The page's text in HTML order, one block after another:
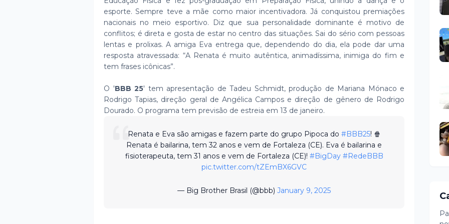
esporte. Sempre teve a mãe como maior incentivadora. Já conquistou premiações
nacionais no meio esportivo. Diz que sua personalidade dominante é motivo de
conflitos; é direta e gosta de estar no centro das situações. Sai do sério com pessoas
lentas e prolixas. A amiga Eva entrega que, dependendo do dia, ela pode dar uma
resposta atravessada: “A Renata é muito autêntica, animadíssima, inimiga do fim e
tem frases icônicas”.
O 'BBB 25' tem apresentação de Tadeu Schmidt, produção de Mariana Mónaco e
Rodrigo Tapias, direção geral de Angélica Campos e direção de gênero de Rodrigo
Dourado. O programa tem previsão de estreia em 13 de janeiro.
Renata e Eva são amigas e fazem parte do grupo Pipoca do #BBB25! 🍿
Renata é bailarina, tem 32 anos e vem de Fortaleza (CE). Eva é bailarina e
fisioterapeuta, tem 31 anos e vem de Fortaleza (CE)! #BigDay #RedeBBB
pic.twitter.com/tZEmBX6GVC
— Big Brother Brasil (@bbb) January 9, 2025